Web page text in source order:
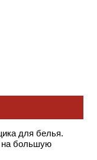
для белья.
на большую